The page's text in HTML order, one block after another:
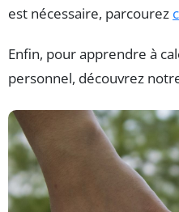
est nécessaire, parcourez
Enfin, pour apprendre à
personnel, découvrez